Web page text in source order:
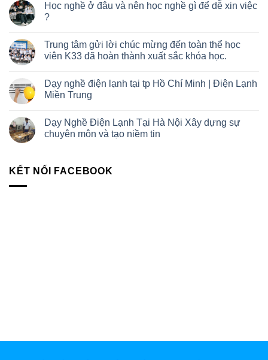
Học nghề ở đâu và nên học nghề gì để dễ xin việc
?
Trung tâm gửi lời chúc mừng đến toàn thể học
viên K33 đã hoàn thành xuất sắc khóa học.
Dạy nghề điện lạnh tại tp Hồ Chí Minh | Điện Lạnh
Miền Trung
Dạy Nghề Điện Lạnh Tại Hà Nội Xây dựng sự
chuyên môn và tạo niềm tin
KẾT NỐI FACEBOOK